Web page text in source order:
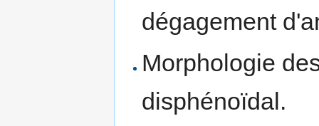
dégagement
Morphologie
disphénoïdal.